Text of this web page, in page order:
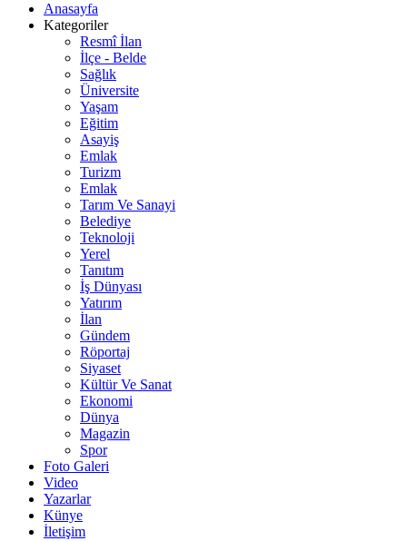
Anasayfa
Kategoriler
Resmî İlan
İlçe - Belde
Sağlık
Üniversite
Yaşam
Eğitim
Asayiş
Emlak
Turizm
Emlak
Tarım Ve Sanayi
Belediye
Teknoloji
Yerel
Tanıtım
İş Dünyası
Yatırım
İlan
Gündem
Röportaj
Siyaset
Kültür Ve Sanat
Ekonomi
Dünya
Magazin
Spor
Foto Galeri
Video
Yazarlar
Künye
İletişim